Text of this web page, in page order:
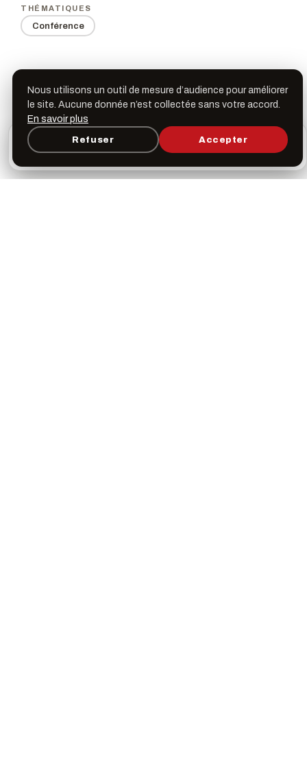
THÉMATIQUES
Conférence
Dates & horaires
Mercredi 27 février 2019
18h30
L’appli Léspas
Programme, favoris & rappels sur votre écran
×
Nous utilisons un outil de mesure d’audience pour améliorer
le site. Aucune donnée n’est collectée sans votre accord.
En savoir plus
Refuser Accepter